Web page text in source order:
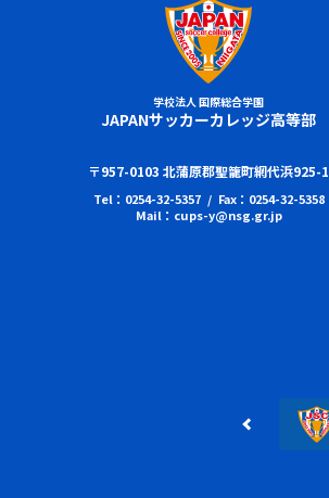
学校法人 国際総合学園
JAPANサッカーカレッジ高等部
〒957-0103 北蒲原郡聖籠町網代浜925-1
Tel：0254-32-5357 / Fax：0254-32-5358
Mail：cups-y@nsg.gr.jp